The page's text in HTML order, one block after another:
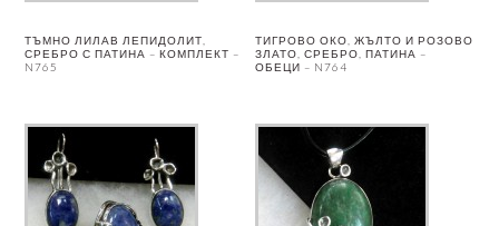
ТЪМНО ЛИЛАВ ЛЕПИДОЛИТ,
СРЕБРО С ПАТИНА – КОМПЛЕКТ –
N765
ТИГРОВО ОКО, ЖЪЛТО И РОЗОВО
ЗЛАТО, СРЕБРО, ПАТИНА –
ОБЕЦИ – N764